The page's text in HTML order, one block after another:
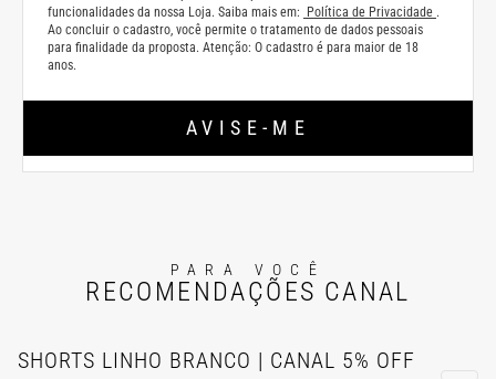
funcionalidades da nossa Loja. Saiba mais em:
Política de Privacidade .
Ao concluir o cadastro, você permite o tratamento de dados pessoais
para finalidade da proposta. Atenção: O cadastro é para maior de 18
anos.
AVISE-ME
PARA VOCÊ
RECOMENDAÇÕES CANAL
SHORTS LINHO BRANCO | CANAL 5% OFF